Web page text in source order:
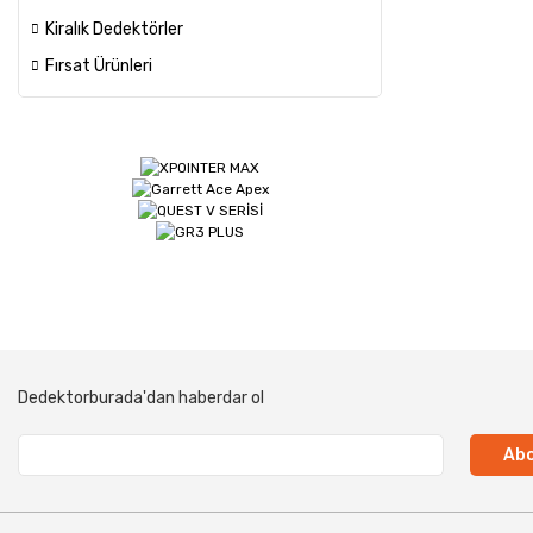
Kiralık Dedektörler
Fırsat Ürünleri
Dedektorburada'dan haberdar ol